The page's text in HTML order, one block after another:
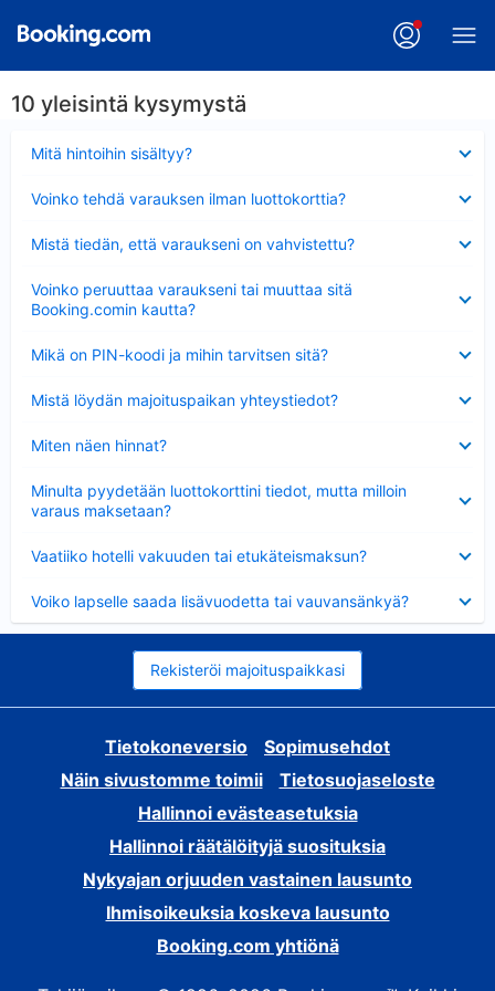
10 yleisintä kysymystä
Mitä hintoihin sisältyy?
Voinko tehdä varauksen ilman luottokorttia?
Mistä tiedän, että varaukseni on vahvistettu?
Voinko peruuttaa varaukseni tai muuttaa sitä
Booking.comin kautta?
Mikä on PIN-koodi ja mihin tarvitsen sitä?
Mistä löydän majoituspaikan yhteystiedot?
Miten näen hinnat?
Minulta pyydetään luottokorttini tiedot, mutta milloin
varaus maksetaan?
Vaatiiko hotelli vakuuden tai etukäteismaksun?
Voiko lapselle saada lisävuodetta tai vauvansänkyä?
Rekisteröi majoituspaikkasi
Tietokoneversio
Sopimusehdot
Näin sivustomme toimii
Tietosuojaseloste
Hallinnoi evästeasetuksia
Hallinnoi räätälöityjä suosituksia
Nykyajan orjuuden vastainen lausunto
Ihmisoikeuksia koskeva lausunto
Booking.com yhtiönä